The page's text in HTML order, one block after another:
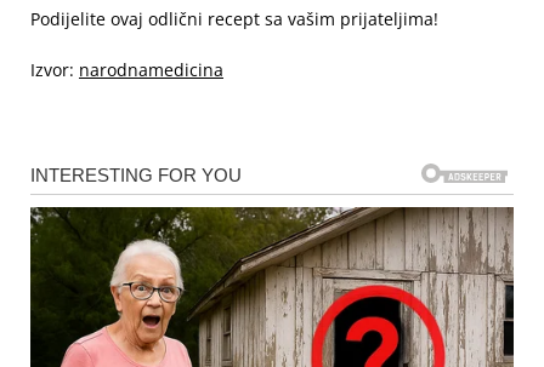
Podijelite ovaj odlični recept sa vašim prijateljima!
Izvor: narodnamedicina